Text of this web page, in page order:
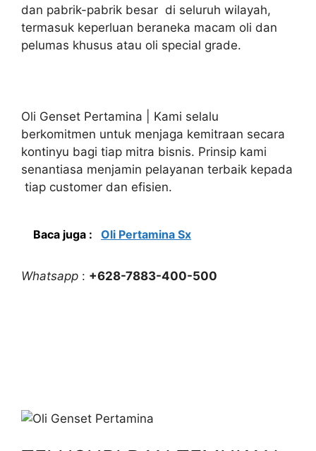
dan pabrik-pabrik besar di seluruh wilayah,
termasuk keperluan beraneka macam oli dan
pelumas khusus atau oli special grade.
Oli Genset Pertamina | Kami selalu
berkomitmen untuk menjaga kemitraan secara
kontinyu bagi tiap mitra bisnis. Prinsip kami
senantiasa menjamin pelayanan terbaik kepada
tiap customer dan efisien.
Baca juga : Oli Pertamina Sx
Whatsapp : +628-7883-400-500